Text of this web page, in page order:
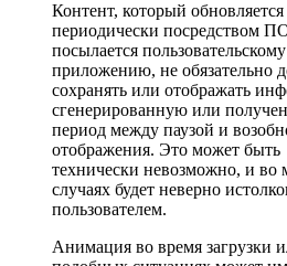
Контент, который обновляется
периодически посредством
посылается пользовательскому
приложению, не обязательно
сохранять или отображать
сгенерированную или
период между паузой и
отображения. Это может быть
технически невозможно, и во
случаях будет неверно
пользователем.
Анимация во время загрузки